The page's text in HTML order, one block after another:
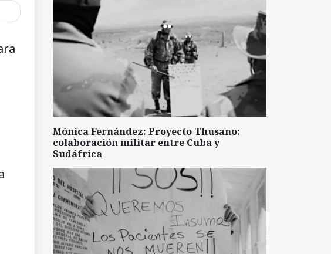
Mónica Fernández: Proyecto Thusano:
colaboración militar entre Cuba y
Sudáfrica